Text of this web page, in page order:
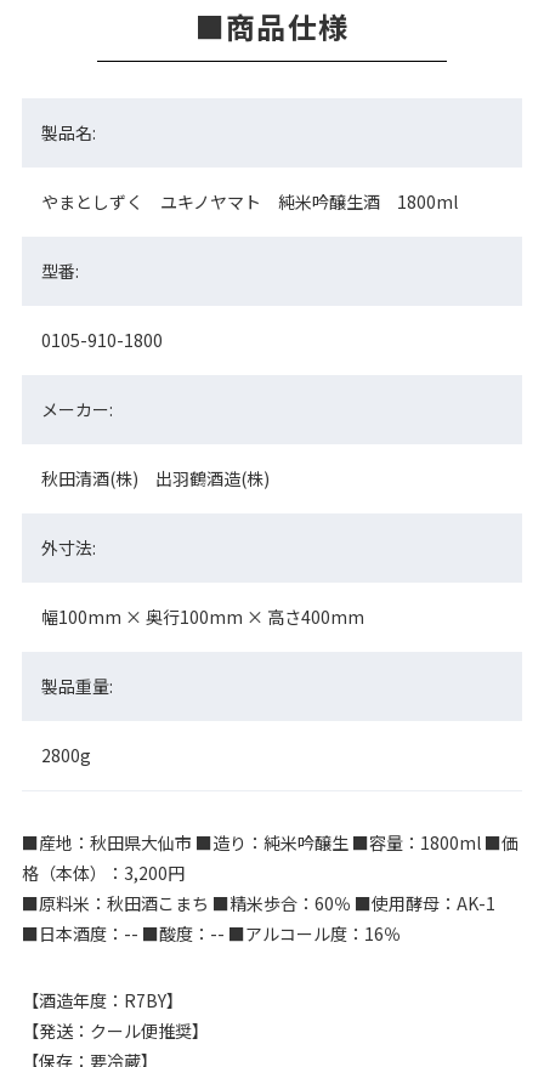
商品仕様
製品名:
やまとしずく ユキノヤマト 純米吟醸生酒 1800ml
型番:
0105-910-1800
メーカー:
秋田清酒(株) 出羽鶴酒造(株)
外寸法:
幅100mm × 奥行100mm × 高さ400mm
製品重量:
2800g
■産地：秋田県大仙市 ■造り：純米吟醸生 ■容量：1800ml ■価
格（本体）：3,200円
■原料米：秋田酒こまち ■精米歩合：60％ ■使用酵母：AK-1
■日本酒度：-- ■酸度：-- ■アルコール度：16％
【酒造年度：R7BY】
【発送：クール便推奨】
【保存：要冷蔵】